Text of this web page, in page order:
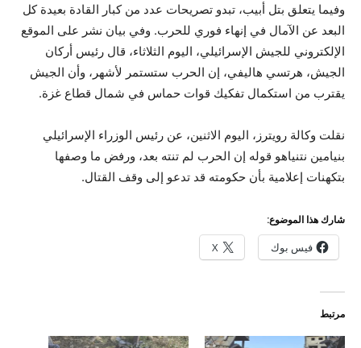
وفيما يتعلق بتل أبيب، تبدو تصريحات عدد من كبار القادة بعيدة كل
البعد عن الآمال في إنهاء فوري للحرب. وفي بيان نشر على الموقع
الإلكتروني للجيش الإسرائيلي، اليوم الثلاثاء، قال رئيس أركان
الجيش، هرتسي هاليفي، إن الحرب ستستمر لأشهر، وأن الجيش
يقترب من استكمال تفكيك قوات حماس في شمال قطاع غزة.
نقلت وكالة رويترز، اليوم الاثنين، عن رئيس الوزراء الإسرائيلي
بنيامين نتنياهو قوله إن الحرب لم تنته بعد، ورفض ما وصفها
بتكهنات إعلامية بأن حكومته قد تدعو إلى وقف القتال.
شارك هذا الموضوع:
فيس بوك X
مرتبط